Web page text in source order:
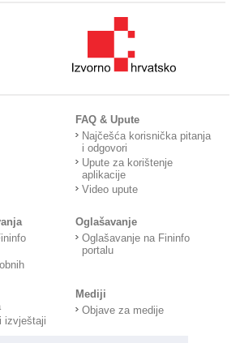
FAQ & Upute
Najčešća korisnička pitanja
i odgovori
Upute za korištenje
aplikacije
Video upute
izvještaji
Oglašavanje
Oglašavanje na Fininfo
portalu
Mediji
Objave za medije